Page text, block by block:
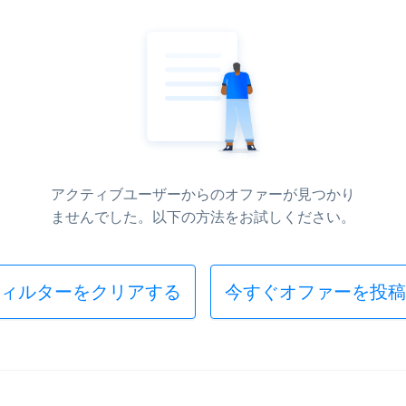
アクティブユーザーからのオファーが見つかり
ませんでした。以下の方法をお試しください。
ルターをクリアする 今すぐオファーを投